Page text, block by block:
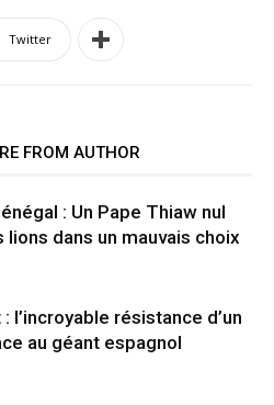
Twitter
FROM AUTHOR
: Un Pape Thiaw nul
lions dans un mauvais choix
l’incroyable résistance d’un
au géant espagnol